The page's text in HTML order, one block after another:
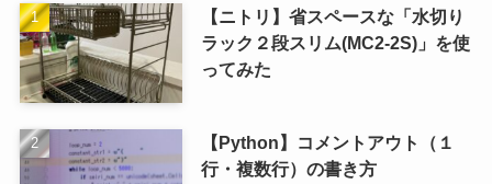
【ニトリ】省スペースな「水切り
ラック２段スリム(MC2-2S)」を使
ってみた
【Python】コメントアウト（１
行・複数行）の書き方